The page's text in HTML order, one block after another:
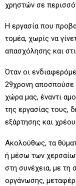
χρηστών σε
Η εργασία που
τομέα, χωρίς να
απασχόλησης και
Όταν οι
29χρονη αποσπούσε
χώρα μας, έναντι
της εργασίας τους,
εξάρτησης και
Ακολούθως, τα
ή μέσω των
στη συνέχεια, με τη
οργάνωσης,